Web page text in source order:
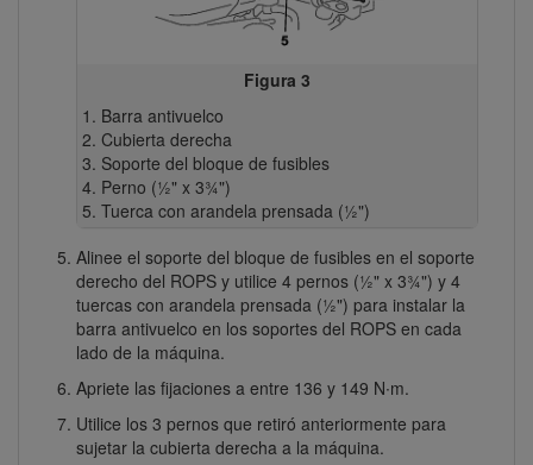
Figura 3
Barra antivuelco
Cubierta derecha
Soporte del bloque de fusibles
Perno (½" x 3¾")
Tuerca con arandela prensada (½")
Alinee el soporte del bloque de fusibles en el soporte
derecho del ROPS y utilice 4 pernos (½" x 3¾") y 4
tuercas con arandela prensada (½") para instalar la
barra antivuelco en los soportes del ROPS en cada
lado de la máquina.
Apriete las fijaciones a entre 136 y 149 N∙m.
Utilice los 3 pernos que retiró anteriormente para
sujetar la cubierta derecha a la máquina.